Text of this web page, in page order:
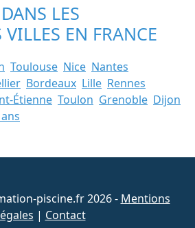
LES
EN FRANCE
Toulouse Nice Nantes
Bordeaux Lille Rennes
Étienne Toulon Grenoble Dijon
piscine.fr 2026 - Mentions
| Contact